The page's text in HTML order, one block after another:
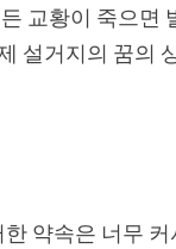
교황이 죽으면
설거지의 꿈의
약속은 너무